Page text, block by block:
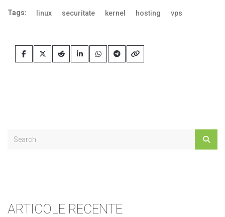
Tags: linux securitate kernel hosting vps
ARTICOLE RECENTE